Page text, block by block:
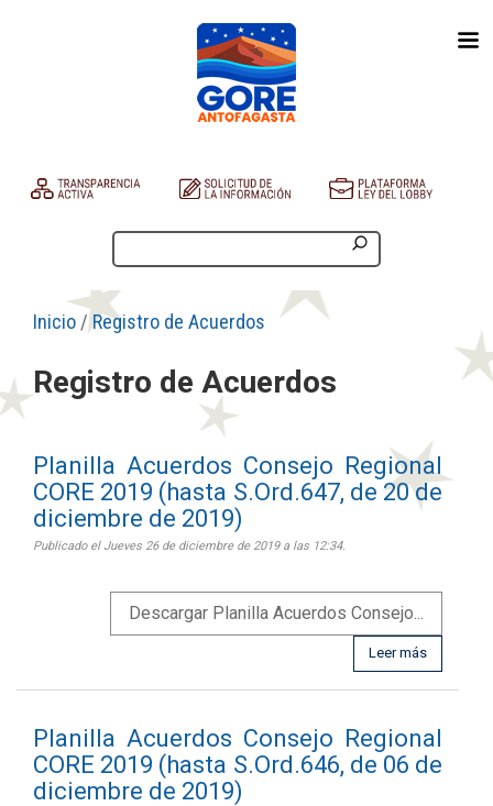
Inicio / Registro de Acuerdos
Registro de Acuerdos
Planilla Acuerdos Consejo Regional
CORE 2019 (hasta S.Ord.647, de 20 de
diciembre de 2019)
Publicado el Jueves 26 de diciembre de 2019 a las 12:34.
Descargar Planilla Acuerdos Consejo...
Leer más
Planilla Acuerdos Consejo Regional
CORE 2019 (hasta S.Ord.646, de 06 de
diciembre de 2019)